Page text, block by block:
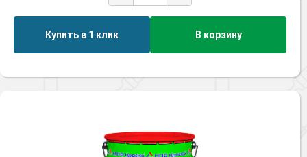
Купить в 1 клик В корзину